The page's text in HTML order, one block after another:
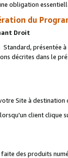
obligation
du
Droit
présentée
décrites dans le
Site à destination
client
des produits